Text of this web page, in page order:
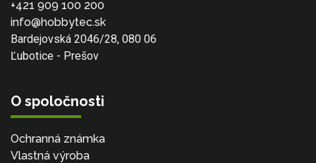
+421 909 100 200
info@hobbytec.sk
Bardejovská 2046/28, 080 06
Ľubotice - Prešov
O spoločnosti
Ochranná známka
Vlastná výroba